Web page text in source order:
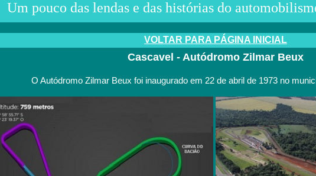
Um pouco das lendas e das histórias do
VOLTAR PARA PÁGINA INICIAL
Cascavel - Autódromo Zilmar Beux
O Autódromo Zilmar Beux foi inaugurado em 22 de abril de 1973no